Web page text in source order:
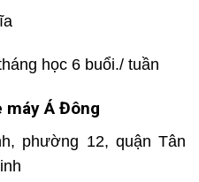
học 6 buổi./ tuần
máy Á Đông
phường 12, quận Tân